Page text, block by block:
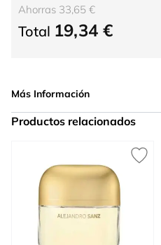
Ahorras 33,65 €
Total 19,34 €
Más Información
Productos relacionados